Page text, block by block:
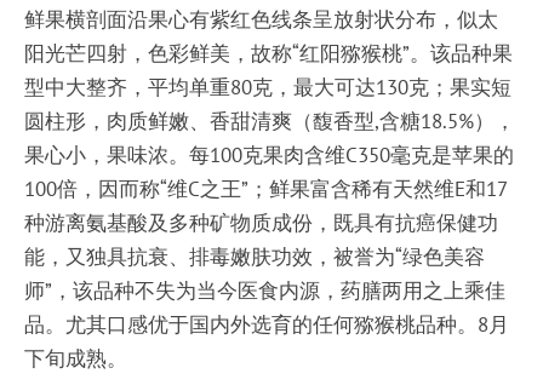
鲜果横剖面沿果心有紫红色线条呈放射状分布，似太
阳光芒四射，色彩鲜美，故称“红阳猕猴桃”。该品种果
型中大整齐，平均单重80克，最大可达130克；果实短
圆柱形，肉质鲜嫩、香甜清爽（馥香型,含糖18.5%），
果心小，果味浓。每100克果肉含维C350毫克是苹果的
100倍，因而称“维C之王”；鲜果富含稀有天然维E和17
种游离氨基酸及多种矿物质成份，既具有抗癌保健功
能，又独具抗衰、排毒嫩肤功效，被誉为“绿色美容
师”，该品种不失为当今医食内源，药膳两用之上乘佳
品。尤其口感优于国内外选育的任何猕猴桃品种。8月
下旬成熟。